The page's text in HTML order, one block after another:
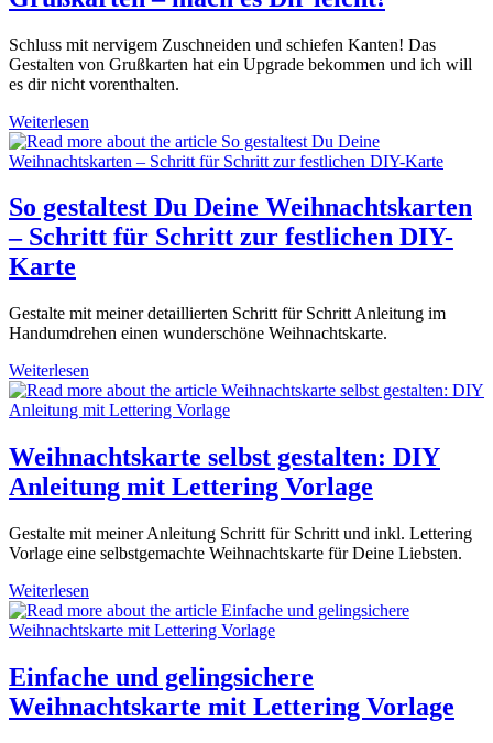
Schluss mit nervigem Zuschneiden und schiefen Kanten! Das
Gestalten von Grußkarten hat ein Upgrade bekommen und ich will
es dir nicht vorenthalten.
Weiterlesen
beste
Aquarellpapier
Deine
Grußkarten
–
leicht!
So gestaltest Du Deine Weihnachtskarten
– Schritt für Schritt zur festlichen DIY-
Karte
Gestalte mit meiner detaillierten Schritt für Schritt Anleitung im
Handumdrehen einen wunderschöne Weihnachtskarte.
Weiterlesen
gestaltest
Du
Weihnachtskarten
–
Schritt
Schritt
zur
festlichen
Karte
Weihnachtskarte selbst gestalten: DIY
Anleitung mit Lettering Vorlage
Gestalte mit meiner Anleitung Schritt für Schritt und inkl. Lettering
Vorlage eine selbstgemachte Weihnachtskarte für Deine Liebsten.
Weiterlesen
selbst
gestalten:
Anleitung
mit
Lettering
Einfache und gelingsichere
Weihnachtskarte mit Lettering Vorlage